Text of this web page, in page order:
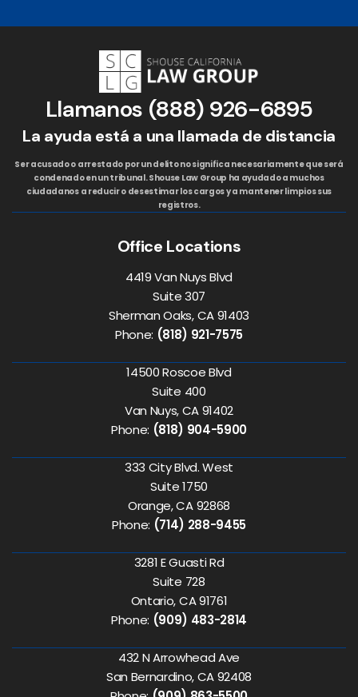
Llamanos (888) 926-6895
La ayuda está a una llamada de distancia
Ser acusado o arrestado por un delito no significa necesariamente que será
condenado en un tribunal. Shouse Law Group ha ayudado a muchos
ciudadanos a reducir o desestimar los cargos y a mantener limpios sus
registros.
Office Locations
4419 Van Nuys Blvd
Suite 307
Sherman Oaks, CA 91403
Phone: (818) 921-7575
14500 Roscoe Blvd
Suite 400
Van Nuys, CA 91402
Phone: (818) 904-5900
333 City Blvd. West
Suite 1750
Orange, CA 92868
Phone: (714) 288-9455
3281 E Guasti Rd
Suite 728
Ontario, CA 91761
Phone: (909) 483-2814
432 N Arrowhead Ave
San Bernardino, CA 92408